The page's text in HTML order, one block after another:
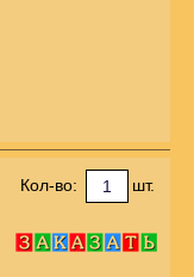
Кол-во: шт.